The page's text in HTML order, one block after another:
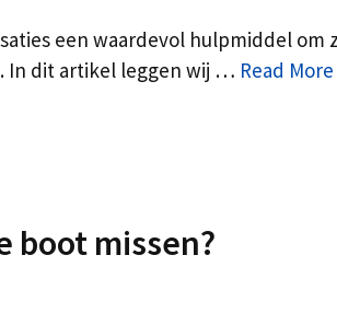
een waardevol hulpmiddel om
In dit artikel leggen wij … Read More
boot missen?